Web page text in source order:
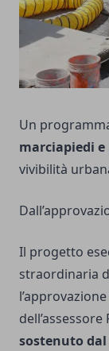
Un
marciapiedi e
vivibilità
Il progetto
straordinaria
sostenuto